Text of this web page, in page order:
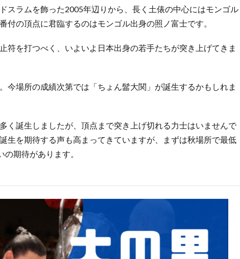
スラムを飾った2005年辺りから、長く土俵の中心にはモンゴル
付の頂点に君臨するのはモンゴル出身の照ノ富士です。
符を打つべく、いよいよ日本出身の若手たちが突き上げてきま
今場所の成績次第では「ちょん髷大関」が誕生するかもしれま
く誕生しましたが、頂点まで突き上げ切れる力士はいませんで
生を期待する声も高まってきていますが、まずは秋場所で最低
期待があります。